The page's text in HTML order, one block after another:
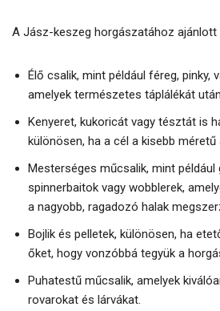
A Jász-keszeg horgászatához ajánlott
Élő csalik, mint például féreg, pinky,
amelyek természetes táplálékát
Kenyeret, kukoricát vagy tésztát is
különösen, ha a cél a kisebb
Mesterséges műcsalik, mint például
spinnerbaitok vagy wobblerek,
a nagyobb, ragadozó halak
Bojlik és pelletek, különösen, ha
őket, hogy vonzóbbá tegyük a
Puhatestű műcsalik, amelyek
rovarokat és lárvákat.